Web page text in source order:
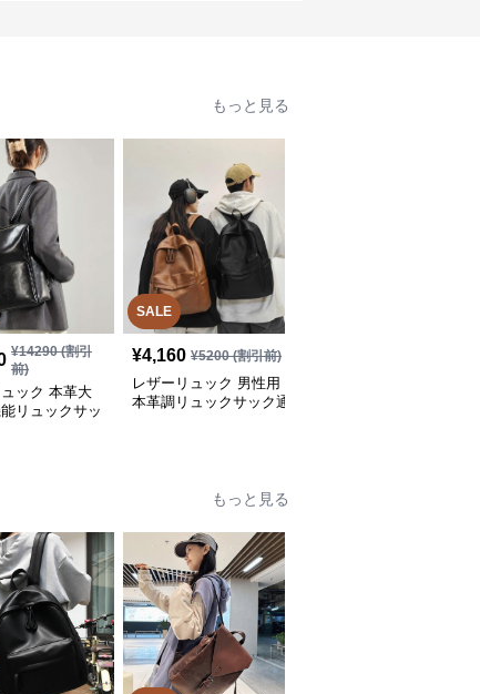
もっと見る
¥14290(割引
前)
ック 本革大
リュックサッ
SALE
¥4,160 ¥5200(割引前)
レザーリュック 男性用
本革調リュックサック通
もっと見る